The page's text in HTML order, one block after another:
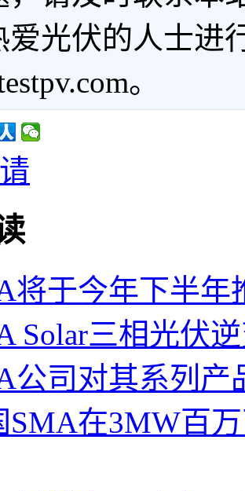
爱光伏的人士进
。
将于今年下半年
Solar三相光伏
公司对其系列产
SMA在3MW百